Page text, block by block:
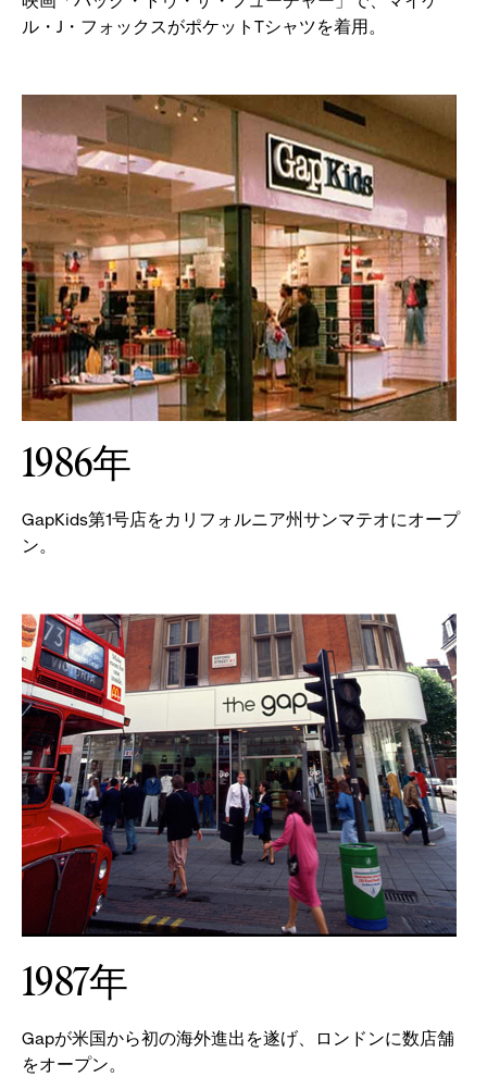
ル・J・フォックスがポケットTシャツを着用。
1986年
GapKids第1号店をカリフォルニア州サンマテオにオープ
ン。
1987年
Gapが米国から初の海外進出を遂げ、ロンドンに数店舗
をオープン。